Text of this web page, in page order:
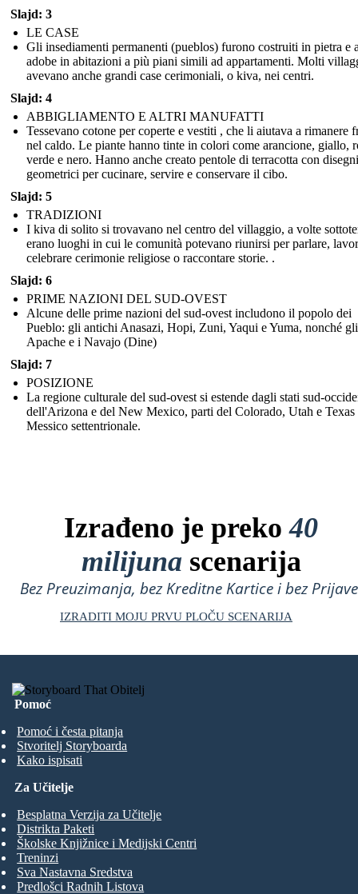
Slajd: 3
LE CASE
Gli insediamenti permanenti (pueblos) furono costruiti in pietra e
adobe in abitazioni a più piani simili ad appartamenti. Molti
avevano anche grandi case cerimoniali, o kiva, nei centri.
Slajd: 4
ABBIGLIAMENTO E ALTRI MANUFATTI
Tessevano cotone per coperte e vestiti , che li aiutava a rimanere
nel caldo. Le piante hanno tinte in colori come arancione, giallo,
verde e nero. Hanno anche creato pentole di terracotta con disegni
geometrici per cucinare, servire e conservare il cibo.
Slajd: 5
TRADIZIONI
I kiva di solito si trovavano nel centro del villaggio, a volte
erano luoghi in cui le comunità potevano riunirsi per parlare,
celebrare cerimonie religiose o raccontare storie. .
Slajd: 6
PRIME NAZIONI DEL SUD-OVEST
Alcune delle prime nazioni del sud-ovest includono il popolo dei
Pueblo: gli antichi Anasazi, Hopi, Zuni, Yaqui e Yuma, nonché gli
Apache e i Navajo (Dine)
Slajd: 7
POSIZIONE
La regione culturale del sud-ovest si estende dagli stati sud-
dell'Arizona e del New Mexico, parti del Colorado, Utah e
Messico settentrionale.
Izrađeno je preko40
milijuna scenarija
Bez Preuzimanja, bez Kreditne Kartice i bez
IZRADITI MOJU PRVU PLOČU SCENARIJA
Pomoć
Pomoć i česta pitanja
Stvoritelj Storyboarda
Kako ispisati
Za Učitelje
Besplatna Verzija za Učitelje
Distrikta Paketi
Školske Knjižnice i Medijski Centri
Treninzi
Sva Nastavna Sredstva
Predlošci Radnih Listova